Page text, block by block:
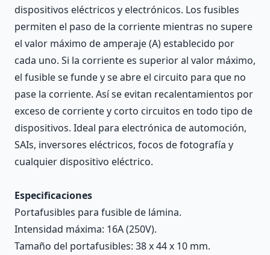
dispositivos eléctricos y electrónicos. Los fusibles
permiten el paso de la corriente mientras no supere
el valor máximo de amperaje (A) establecido por
cada uno. Si la corriente es superior al valor máximo,
el fusible se funde y se abre el circuito para que no
pase la corriente. Así se evitan recalentamientos por
exceso de corriente y corto circuitos en todo tipo de
dispositivos. Ideal para electrónica de automoción,
SAIs, inversores eléctricos, focos de fotografía y
cualquier dispositivo eléctrico.
Especificaciones
Portafusibles para fusible de lámina.
Intensidad máxima: 16A (250V).
Tamaño del portafusibles: 38 x 44 x 10 mm.